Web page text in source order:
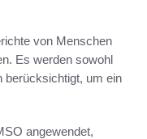
von Menschen
Es werden sowohl
berücksichtigt, um ein
angewendet,